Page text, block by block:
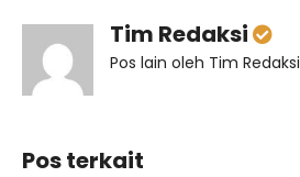
Tim Redaksi
Pos lain oleh Tim Redaksi
Pos terkait